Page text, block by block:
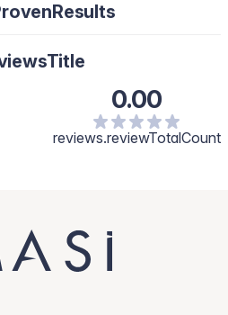
0.00
reviews.reviewTotalCount